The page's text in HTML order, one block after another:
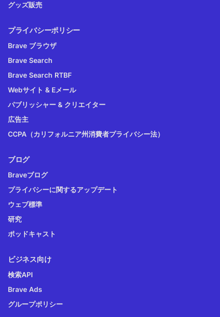
グッズ販売
プライバシーポリシー
Brave ブラウザ
Brave Search
Brave Search RTBF
Webサイト & Eメール
パブリッシャー & クリエイター
広告主
CCPA（カリフォルニア州消費者プライバシー法）
ブログ
Braveブログ
プライバシーに関するアップデート
ウェブ標準
研究
ポッドキャスト
ビジネス向け
検索API
Brave Ads
グループポリシー